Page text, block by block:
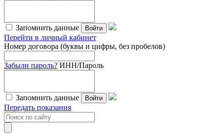
Запомнить данные Войти
Перейти в личный кабинет
Номер договора (буквы и цифры, без пробелов)
Забыли пароль? ИНН/Пароль
Запомнить данные Войти
Передать показания